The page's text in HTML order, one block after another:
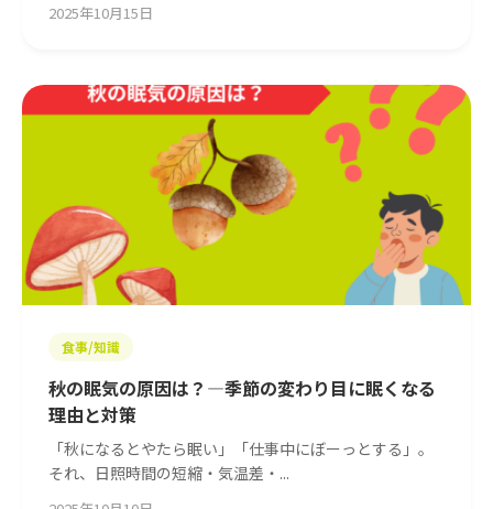
2025年10月15日
食事/知識
秋の眠気の原因は？—季節の変わり目に眠くなる
理由と対策
「秋になるとやたら眠い」「仕事中にぼーっとする」。
それ、日照時間の短縮・気温差・...